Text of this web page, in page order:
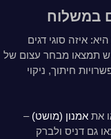
במשלוח
איזה סוגי דגים
תמצאו מבחר עצום של
חיתוך, ניקוי
את אמנון (מושט) –
גם דניס ולברק